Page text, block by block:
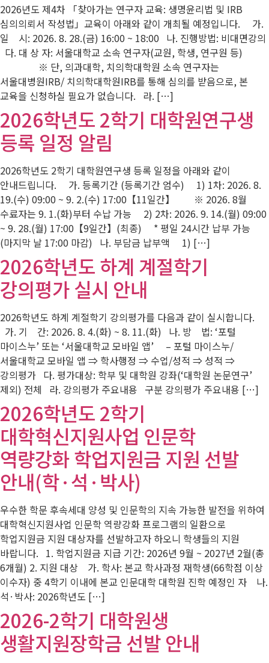
2026년도 제4차 「찾아가는 연구자 교육: 생명윤리법 및 IRB
심의의뢰서 작성법」교육이 아래와 같이 개최될 예정입니다. 가.
일 시: 2026. 8. 28.(금) 16:00 ~ 18:00 나. 진행방법: 비대면강의
다. 대 상 자: 서울대학교 소속 연구자(교원, 학생, 연구원 등)
※ 단, 의과대학, 치의학대학원 소속 연구자는
서울대병원IRB/ 치의학대학원IRB를 통해 심의를 받음으로, 본
교육을 신청하실 필요가 없습니다. 라. […]
2026학년도 2학기 대학원연구생
등록 일정 알림
2026학년도 2학기 대학원연구생 등록 일정을 아래와 같이
안내드립니다. 가. 등록기간 (등록기간 엄수) 1) 1차: 2026. 8.
19.(수) 09:00 ~ 9. 2.(수) 17:00【11일간】 ※ 2026. 8월
수료자는 9. 1.(화)부터 수납 가능 2) 2차: 2026. 9. 14.(월) 09:00
~ 9. 28.(월) 17:00【9일간】(최종) * 평일 24시간 납부 가능
(마지막 날 17:00 마감) 나. 부담금 납부액 1) […]
2026학년도 하계 계절학기
강의평가 실시 안내
2026학년도 하계 계절학기 강의평가를 다음과 같이 실시합니다.
가. 기 간: 2026. 8. 4.(화) ~ 8. 11.(화) 나. 방 법: ‘포털
마이스누’ 또는 ‘서울대학교 모바일 앱’ – 포털 마이스누/
서울대학교 모바일 앱 ⇒ 학사행정 ⇒ 수업/성적 ⇒ 성적 ⇒
강의평가 다. 평가대상: 학부 및 대학원 강좌(‘대학원 논문연구’
제외) 전체 라. 강의평가 주요내용 구분 강의평가 주요내용 […]
2026학년도 2학기
대학혁신지원사업 인문학
역량강화 학업지원금 지원 선발
안내(학·석·박사)
우수한 학문 후속세대 양성 및 인문학의 지속 가능한 발전을 위하여
대학혁신지원사업 인문학 역량강화 프로그램의 일환으로
학업지원금 지원 대상자를 선발하고자 하오니 학생들의 지원
바랍니다. 1. 학업지원금 지급 기간: 2026년 9월 ~ 2027년 2월(총
6개월) 2. 지원 대상 가. 학사: 본교 학사과정 재학생(66학점 이상
이수자) 중 4학기 이내에 본교 인문대학 대학원 진학 예정인 자 나.
석·박사: 2026학년도 […]
2026-2학기 대학원생
생활지원장학금 선발 안내